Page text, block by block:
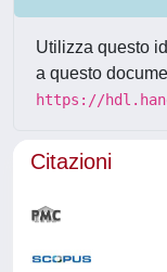
Utilizza questo
a questo
https://
Citazioni